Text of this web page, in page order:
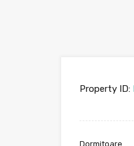
Property ID:
Dormitoare